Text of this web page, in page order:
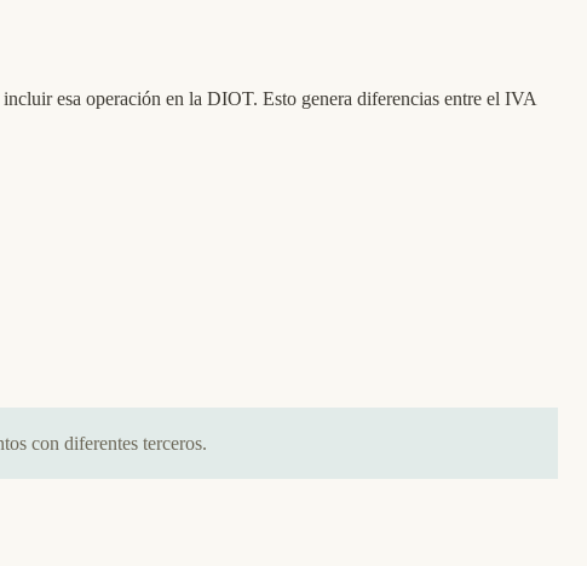
esa operación en la DIOT. Esto genera diferencias entre el IVA
con diferentes terceros.